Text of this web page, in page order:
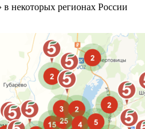
некоторых регионах России